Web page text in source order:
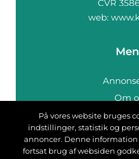
web:
Om
På vores website bruges
indstillinger, statistik og
annoncer. Denne
fortsat brug af websiden